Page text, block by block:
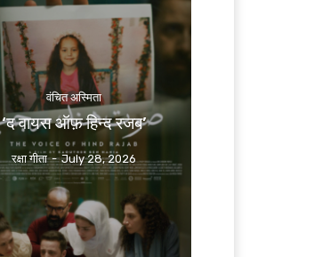
वंचित अस्मिता
‘द वायस ऑफ़ हिन्द रजब’
रक्षा गीता - July 28, 2026